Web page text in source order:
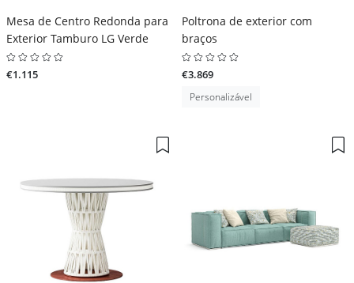
Mesa de Centro Redonda para
Exterior Tamburo LG Verde
€1.115
Poltrona de exterior com
braços
€3.869
Personalizável